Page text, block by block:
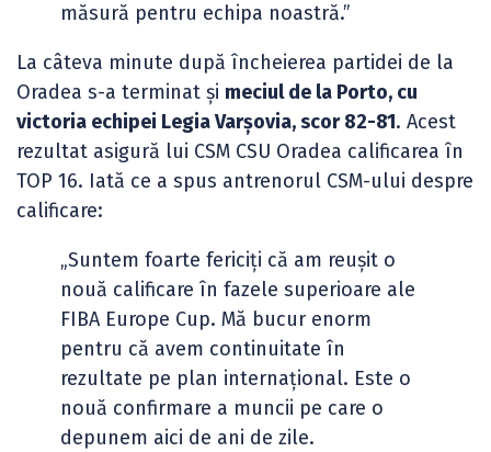
măsură pentru echipa noastră.”
La câteva minute după încheierea partidei de la
Oradea s-a terminat și meciul de la Porto, cu
victoria echipei Legia Varșovia, scor 82-81. Acest
rezultat asigură lui CSM CSU Oradea calificarea în
TOP 16. Iată ce a spus antrenorul CSM-ului despre
calificare:
„Suntem foarte fericiți că am reușit o
nouă calificare în fazele superioare ale
FIBA Europe Cup. Mă bucur enorm
pentru că avem continuitate în
rezultate pe plan internațional. Este o
nouă confirmare a muncii pe care o
depunem aici de ani de zile.